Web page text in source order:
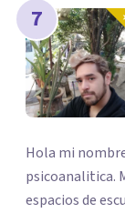
7
Hola mi
psicoanalitica.
espacios de